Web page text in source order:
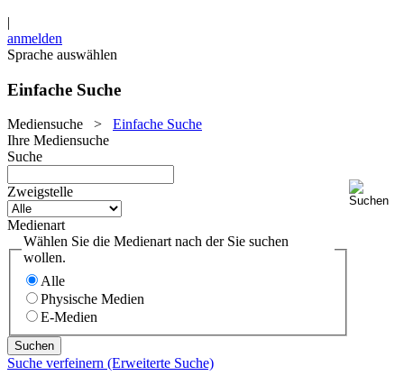
|
anmelden
Sprache auswählen
Einfache Suche
Mediensuche > Einfache Suche
Ihre Mediensuche
Suche
Zweigstelle
Medienart
Wählen Sie die Medienart nach der Sie suchen
wollen.
Alle
Physische Medien
E-Medien
Suche verfeinern (Erweiterte Suche)